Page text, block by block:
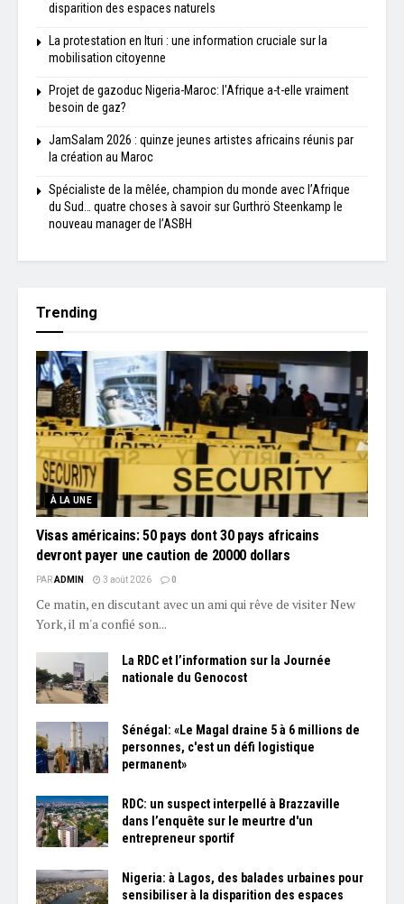
disparition des espaces naturels
La protestation en Ituri : une information cruciale sur la
mobilisation citoyenne
Projet de gazoduc Nigeria-Maroc: l'Afrique a-t-elle vraiment
besoin de gaz?
JamSalam 2026 : quinze jeunes artistes africains réunis par
la création au Maroc
Spécialiste de la mêlée, champion du monde avec l’Afrique
du Sud… quatre choses à savoir sur Gurthrö Steenkamp le
nouveau manager de l’ASBH
Trending
À LA UNE
Visas américains: 50 pays dont 30 pays africains
devront payer une caution de 20000 dollars
PARADMIN 3 août 2026 0
Ce matin, en discutant avec un ami qui rêve de visiter New
York, il m'a confié son...
La RDC et l’information sur la Journée
nationale du Genocost
Sénégal: «Le Magal draine 5 à 6 millions de
personnes, c'est un défi logistique
permanent»
RDC: un suspect interpellé à Brazzaville
dans l’enquête sur le meurtre d'un
entrepreneur sportif
Nigeria: à Lagos, des balades urbaines pour
sensibiliser à la disparition des espaces